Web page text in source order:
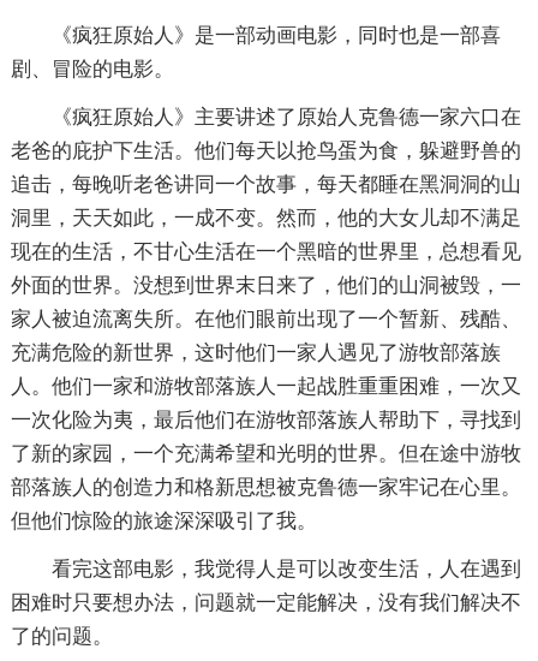
《疯狂原始人》是一部动画电影，同时也是一部喜
剧、冒险的电影。
《疯狂原始人》主要讲述了原始人克鲁德一家六口在
老爸的庇护下生活。他们每天以抢鸟蛋为食，躲避野兽的
追击，每晚听老爸讲同一个故事，每天都睡在黑洞洞的山
洞里，天天如此，一成不变。然而，他的大女儿却不满足
现在的生活，不甘心生活在一个黑暗的世界里，总想看见
外面的世界。没想到世界末日来了，他们的山洞被毁，一
家人被迫流离失所。在他们眼前出现了一个暂新、残酷、
充满危险的新世界，这时他们一家人遇见了游牧部落族
人。他们一家和游牧部落族人一起战胜重重困难，一次又
一次化险为夷，最后他们在游牧部落族人帮助下，寻找到
了新的家园，一个充满希望和光明的世界。但在途中游牧
部落族人的创造力和格新思想被克鲁德一家牢记在心里。
但他们惊险的旅途深深吸引了我。
看完这部电影，我觉得人是可以改变生活，人在遇到
困难时只要想办法，问题就一定能解决，没有我们解决不
了的问题。